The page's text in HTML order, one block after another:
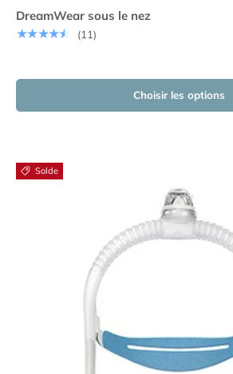
DreamWear sous le nez
★★★★★
(11)
Choisir les options
Solde